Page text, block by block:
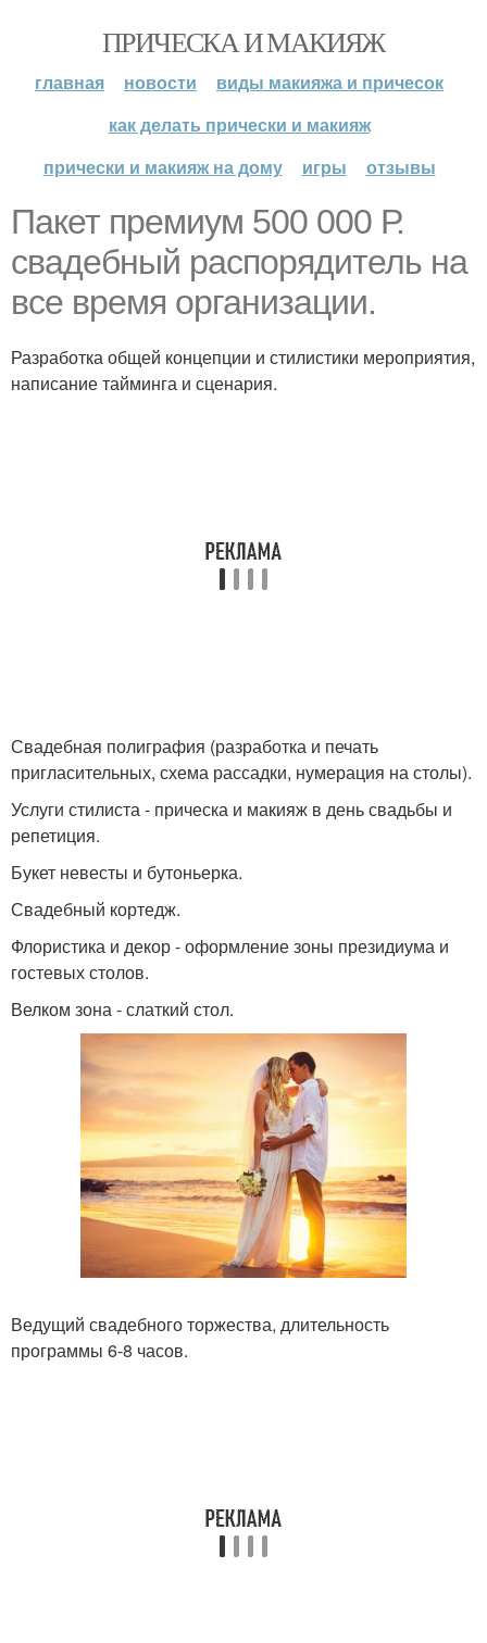
ПРИЧЕСКА И МАКИЯЖ
главная новости
виды макияжа и причесок
как делать прически и макияж
прически и макияж на дому
игры отзывы
Пакет премиум 500 000 Р.
свадебный распорядитель на
все время организации.
Разработка общей концепции и стилистики мероприятия,
написание тайминга и сценария.
Свадебная полиграфия (разработка и печать
пригласительных, схема рассадки, нумерация на столы).
Услуги стилиста - прическа и макияж в день свадьбы и
репетиция.
Букет невесты и бутоньерка.
Свадебный кортедж.
Флористика и декор - оформление зоны президиума и
гостевых столов.
Велком зона - слаткий стол.
Ведущий свадебного торжества, длительность
программы 6-8 часов.